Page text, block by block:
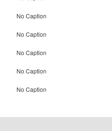
No Caption
No Caption
No Caption
No Caption
No Caption